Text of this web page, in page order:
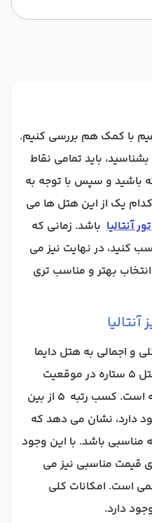
با کمک هم بررسی کنیم.
باید تمامی نقاط
باشید و سپس با توجه به
یک از این هتل ها می
تور آنتالیا باشد. زمانی که
کنید، در نهایت نیز می
بهتر و مناسب تری
و اجمالی به هتل دایما
بیز آنتالیا داشته باشیم؟ این هتل 5 ستاره در موقعیت
"کیریش" شهر آنتالیا قرار گرفته است. کسب رتبه 5 از بین
دارد، نشان می دهد که
مناسبی باشد. با این وجود
قیمت مناسبی نیز می
است. امکانات کلی
دارد.